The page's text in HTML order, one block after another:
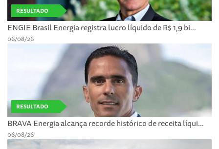
RESULTADO
ENGIE Brasil Energia registra lucro líquido de R$ 1,9 bi...
06/08/26
RESULTADO
BRAVA Energia alcança recorde histórico de receita líqui...
06/08/26